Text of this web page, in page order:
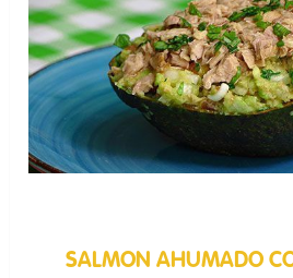
SALMON AHUMADO